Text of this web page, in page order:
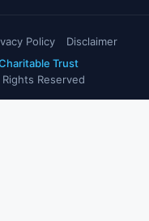
Policy
Disclaimer
Trust
Reserved